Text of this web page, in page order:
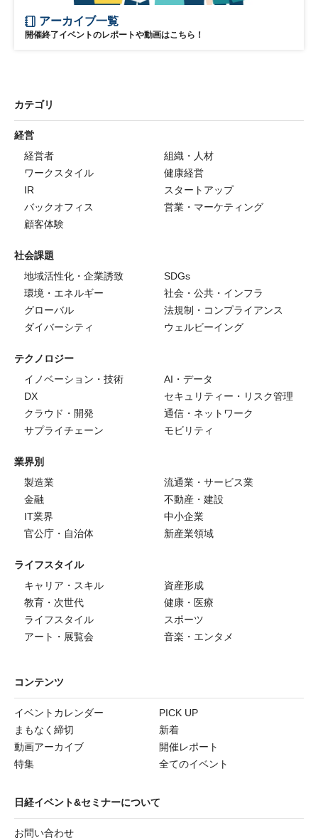
アーカイブ一覧
開催終了イベントのレポートや動画はこちら！
カテゴリ
経営
経営者
組織・人材
ワークスタイル
健康経営
IR
スタートアップ
バックオフィス
営業・マーケティング
顧客体験
社会課題
地域活性化・企業誘致
SDGs
環境・エネルギー
社会・公共・インフラ
グローバル
法規制・コンプライアンス
ダイバーシティ
ウェルビーイング
テクノロジー
イノベーション・技術
AI・データ
DX
セキュリティー・リスク管理
クラウド・開発
通信・ネットワーク
サプライチェーン
モビリティ
業界別
製造業
流通業・サービス業
金融
不動産・建設
IT業界
中小企業
官公庁・自治体
新産業領域
ライフスタイル
キャリア・スキル
資産形成
教育・次世代
健康・医療
ライフスタイル
スポーツ
アート・展覧会
音楽・エンタメ
コンテンツ
イベントカレンダー
PICK UP
まもなく締切
新着
動画アーカイブ
開催レポート
特集
全てのイベント
日経イベント&セミナーについて
お問い合わせ